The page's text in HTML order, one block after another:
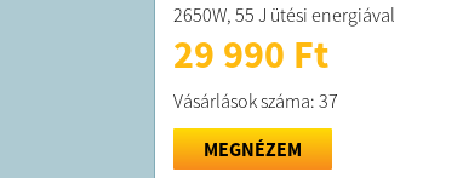
2650W, 55 J ütési energiával
29 990 Ft
Vásárlások száma: 37
MEGNÉZEM